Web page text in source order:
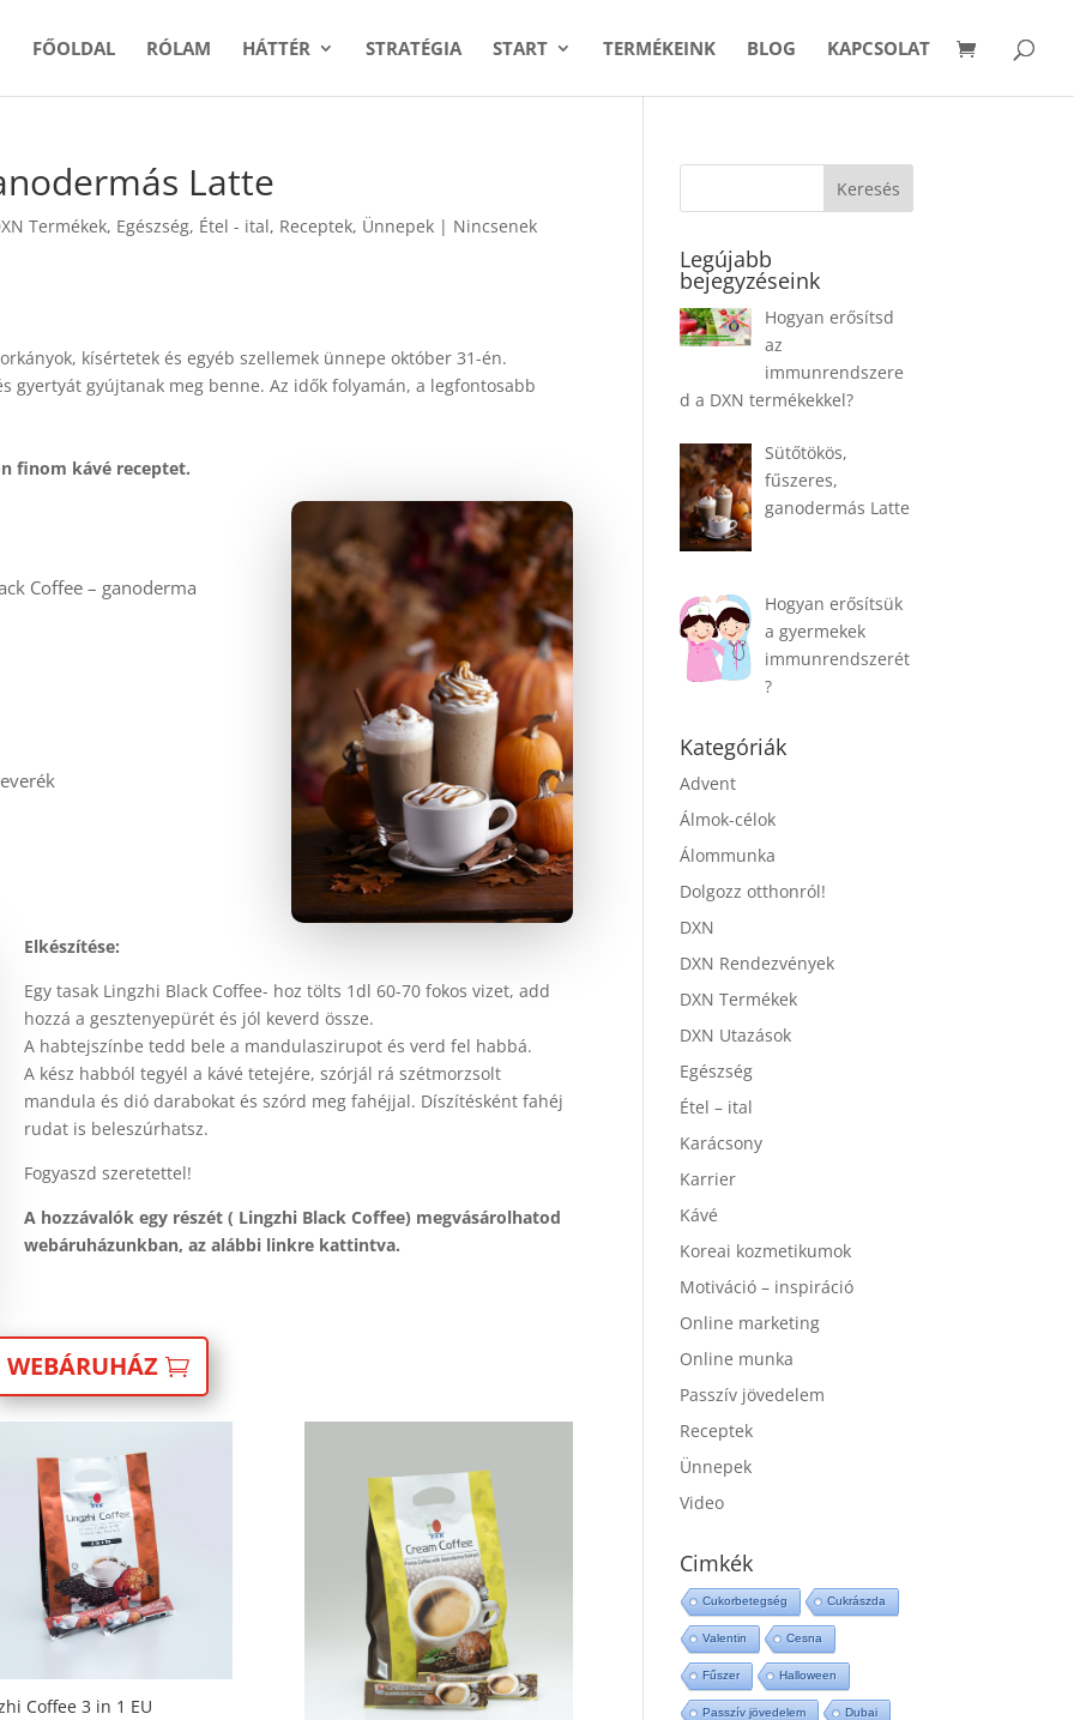
FŐOLDAL RÓLAM HÁTTÉR STRATÉGIA START TERMÉKEINK BLOG KAPCSOLAT
Latte
Termékek, Egészség, Étel - ital, Receptek, Ünnepek | Nincsenek
kísértetek és egyéb szellemek ünnepe október 31-én.
gyertyát gyújtanak meg benne. Az idők folyamán, a legfontosabb
finom kávé receptet.
Coffee – ganoderma
Elkészítése:
Egy tasak Lingzhi Black Coffee- hoz tölts 1dl 60-70 fokos vizet, add
hozzá a gesztenyepürét és jól keverd össze.
A habtejszínbe tedd bele a mandulaszirupot és verd fel habbá.
A kész habból tegyél a kávé tetejére, szórjál rá szétmorzsolt
mandula és dió darabokat és szórd meg fahéjjal. Díszítésként fahéj
rudat is beleszúrhatsz.
Fogyaszd szeretettel!
A hozzávalók egy részét ( Lingzhi Black Coffee) megvásárolhatod
webáruházunkban, az alábbi linkre kattintva.
WEBÁRUHÁZ
Coffee 3 in 1 EU
Legújabb
bejegyzéseink
Hogyan erősítsd
az
immunrendszere
d a DXN termékekkel?
Sütőtökös,
fűszeres,
ganodermás Latte
Hogyan erősítsük
a gyermekek
immunrendszerét
?
Kategóriák
Advent
Álmok-célok
Álommunka
Dolgozz otthonról!
DXN
DXN Rendezvények
DXN Termékek
DXN Utazások
Egészség
Étel – ital
Karácsony
Karrier
Kávé
Koreai kozmetikumok
Motiváció – inspiráció
Online marketing
Online munka
Passzív jövedelem
Receptek
Ünnepek
Video
Cimkék
Cukorbetegség Cukrászda
Valentin Cesna
Fűszer Halloween
Passzív jövedelem Dubai